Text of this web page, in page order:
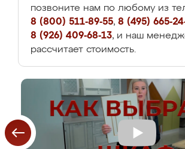
позвоните нам по любому из
8 (800) 511-89-55, 8 (495) 665-
8 (926) 409-68-13, и наш
рассчитает стоимость.